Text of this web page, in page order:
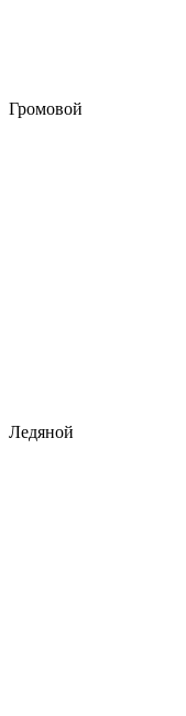
Громовой
Ледяной